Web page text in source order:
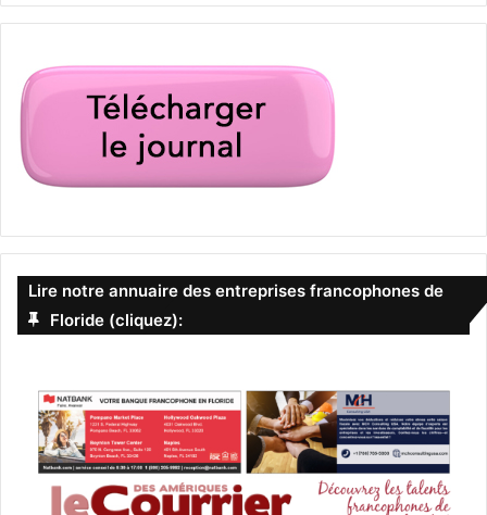
Lire notre annuaire des entreprises francophones de
Floride (cliquez):